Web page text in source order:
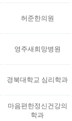
허준한의원
영주새희망병원
경북대학교 심리학과
마음편한정신건강의
학과